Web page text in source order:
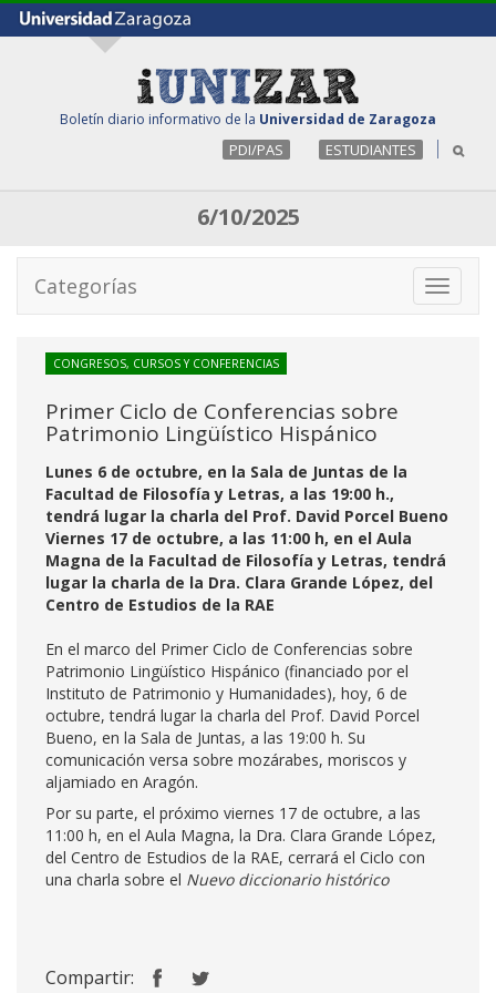
Boletín diario informativo de la Universidad de Zaragoza
PDI/PAS ESTUDIANTES
6/10/2025
Toggle
Categorías
CONGRESOS, CURSOS Y CONFERENCIAS
Primer Ciclo de Conferencias sobre
Patrimonio Lingüístico Hispánico
Lunes 6 de octubre, en la Sala de Juntas de la
Facultad de Filosofía y Letras, a las 19:00 h.,
tendrá lugar la charla del Prof. David Porcel Bueno
Viernes 17 de octubre, a las 11:00 h, en el Aula
Magna de la Facultad de Filosofía y Letras, tendrá
lugar la charla de la Dra. Clara Grande López, del
Centro de Estudios de la RAE
En el marco del Primer Ciclo de Conferencias sobre
Patrimonio Lingüístico Hispánico (financiado por el
Instituto de Patrimonio y Humanidades), hoy, 6 de
octubre, tendrá lugar la charla del Prof. David Porcel
Bueno, en la Sala de Juntas, a las 19:00 h. Su
comunicación versa sobre mozárabes, moriscos y
aljamiado en Aragón.
Por su parte, el próximo viernes 17 de octubre, a las
11:00 h, en el Aula Magna, la Dra. Clara Grande López,
del Centro de Estudios de la RAE, cerrará el Ciclo con
una charla sobre el Nuevo diccionario histórico
Compartir: